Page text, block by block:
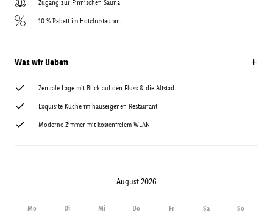
Zugang zur Finnischen Sauna
10 % Rabatt im Hotelrestaurant
Was wir lieben
Zentrale Lage mit Blick auf den Fluss & die Altstadt
Exquisite Küche im hauseigenen Restaurant
Moderne Zimmer mit kostenfreiem WLAN
August 2026
Mo Di Mi Do Fr Sa So